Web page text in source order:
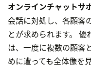
オンラインチャットサ
会話に対処し、各顧客
とが求められます。
は、一度に複数の顧客
めに遭っても全体像を